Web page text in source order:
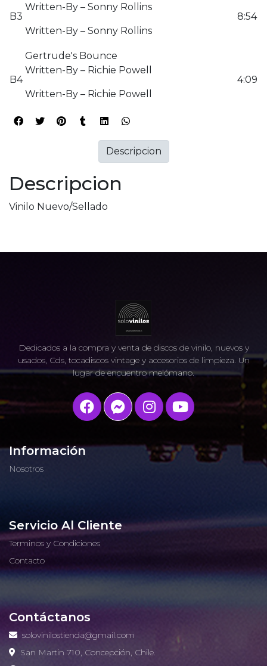
B3
Written-By – Sonny Rollins
Written-By – Sonny Rollins
8:54
B4
Gertrude's Bounce
Written-By – Richie Powell
Written-By – Richie Powell
4:09
Descripcion
Vinilo Nuevo/Sellado
Descripcion
Dedicados a la compra y venta de discos de vinilo, nuevos y
usados, Cds, tocadiscos vintage y accesorios de limpieza. Un
lugar de encuentro melómano.
Información
Nosotros
Servicio Al Cliente
Terminos y Condiciones
Contacto
Contáctanos
solovinilostienda@gmail.com
San Martin 710, Concepción, Chile.